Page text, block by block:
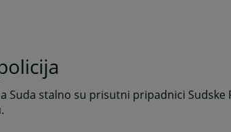
Suda stalno su prisutni pripadnici Sudske